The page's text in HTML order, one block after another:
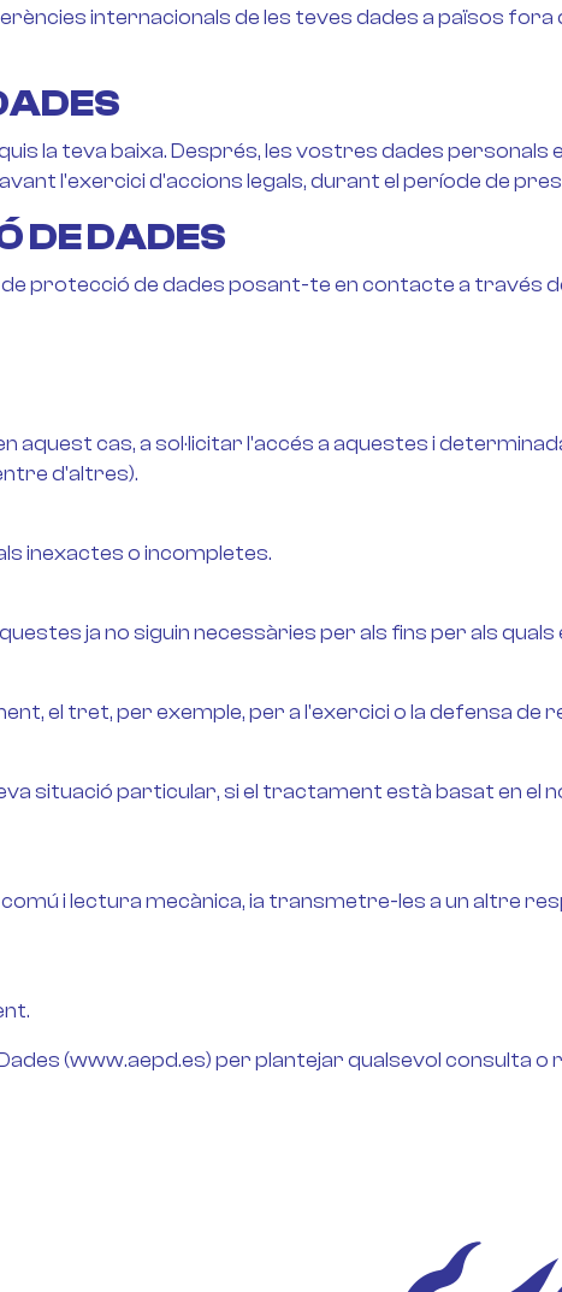
internacionals de les teves dades a països fora
la teva baixa. Després, les vostres dades personals
l'exercici d'accions legals, durant el període de
DE DADES
protecció de dades posant-te en contacte a través
cas, a sol·licitar l'accés a aquestes i
d'altres).
inexactes o incompletes.
ja no siguin necessàries per als fins per als quals
el tret, per exemple, per a l'exercici o la defensa de
situació particular, si el tractament està basat en el
i lectura mecànica, ia transmetre-les a un altre
(www.aepd.es) per plantejar qualsevol consulta o